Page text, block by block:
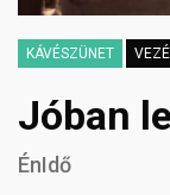
KÁVÉSZÜNET
Jóban
ÉnIdő